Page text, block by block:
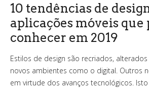
10 tendências de
aplicações móveis que
conhecer em 2019
Estilos de design são recriados,
novos ambientes como o digital. Outros
em virtude dos avanços tecnológicos. Isto